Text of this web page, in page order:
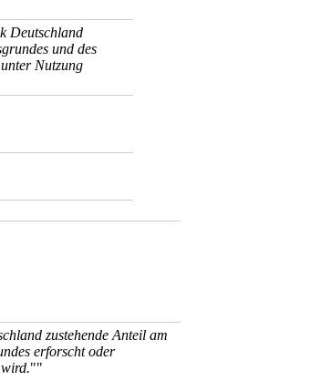
Deutschland
und des
Nutzung
zustehende Anteil am
erforscht oder
""